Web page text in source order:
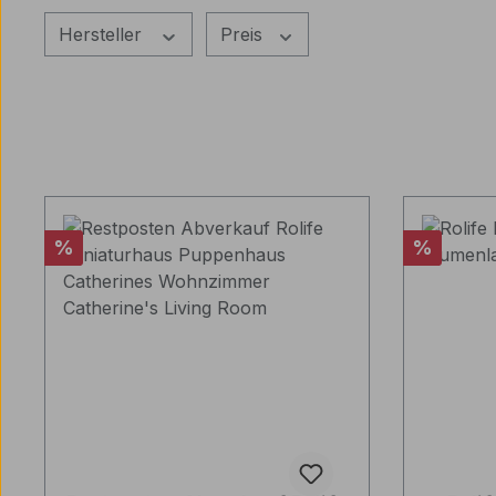
Hersteller Preis
Rabatt
% Rabatt
%